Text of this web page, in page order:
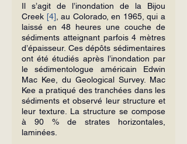
Il s’agit de l’inondation de la Bijou
Creek [4] , au Colorado, en 1965, qui a
laissé en 48 heures une couche de
sédiments atteignant parfois 4 mètres
d’épaisseur. Ces dépôts sédimentaires
ont été étudiés après l’inondation par
le sédimentologue américain Edwin
Mac Kee, du Geological Survey. Mac
Kee a pratiqué des tranchées dans les
sédiments et observé leur structure et
leur texture. La structure se compose
à 90 % de strates horizontales,
laminées.